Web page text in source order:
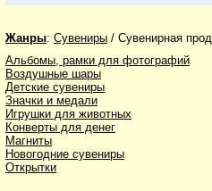
Жанры: Сувениры / Сувенирная
Альбомы, рамки для фотографий
Воздушные шары
Детские сувениры
Значки и медали
Игрушки для животных
Конверты для денег
Магниты
Новогодние сувениры
Открытки